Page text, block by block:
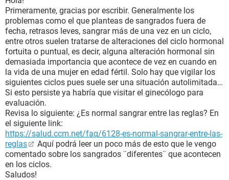
Primeramente, gracias por escribir. Generalmente los
problemas como el que planteas de sangrados fuera de
fecha, retrasos leves, sangrar más de una vez en un ciclo,
entre otros suelen tratarse de alteraciones del ciclo hormonal
fortuita o puntual, es decir, alguna alteración hormonal sin
demasiada importancia que acontece de vez en cuando en
la vida de una mujer en edad fértil. Solo hay que vigilar los
siguientes ciclos pues suele ser una situación autolimitada…
Si esto persiste ya habría que visitar el ginecólogo para
evaluación.
Revisa lo siguiente: ¿Es normal sangrar entre las reglas? En
el siguiente link:
https://salud.ccm.net/faq/6128-es-normal-sangrar-entre-las-
reglas
Aquí podrá leer un poco más de esto que le vengo
comentado sobre los sangrados ¨diferentes¨ que acontecen
en los ciclos.
Saludos!